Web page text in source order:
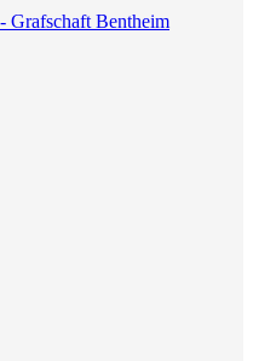
Grafschaft Bentheim